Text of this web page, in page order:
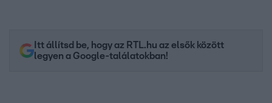
Itt állítsd be, hogy az RTL.hu az elsők között
legyen a Google-találatokban!